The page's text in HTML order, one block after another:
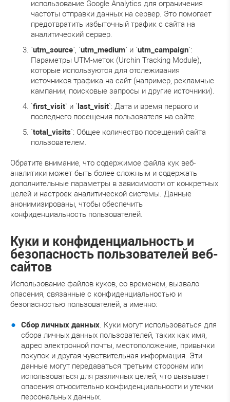
использование Google Analytics для ограничения
частоты отправки данных на сервер. Это помогает
предотвратить избыточный трафик с сайта на
аналитический сервер.
`utm_source`, `utm_medium` и `utm_campaign`:
Параметры UTM-меток (Urchin Tracking Module),
которые используются для отслеживания
источников трафика на сайт (например, рекламные
кампании, поисковые запросы и другие источники).
`first_visit` и `last_visit`: Дата и время первого и
последнего посещения пользователя на сайте.
`total_visits`: Общее количество посещений сайта
пользователем.
Обратите внимание, что содержимое файла кук веб-
аналитики может быть более сложным и содержать
дополнительные параметры в зависимости от конкретных
целей и настроек аналитической системы. Данные
анонимизированы, чтобы обеспечить
конфиденциальность пользователей.
Куки и конфиденциальность и
безопасность пользователей веб-
сайтов
Использование файлов куков, со временем, вызвало
опасения, связанные с конфиденциальностью и
безопасностью пользователей, а именно:
Сбор личных данных. Куки могут использоваться для
сбора личных данных пользователей, таких как имя,
адрес электронной почты, местоположение, привычки
покупок и другая чувствительная информация. Эти
данные могут передаваться третьим сторонам или
использоваться для различных целей, что вызывает
опасения относительно конфиденциальности и утечки
персональных данных.